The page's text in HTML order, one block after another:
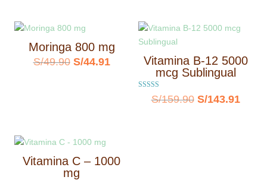
S/69.90.S/62.91.
S/169.90.S/
Moringa 800 mg
S/49.90 El
S/44.91El
Vitamina B-12 5000
mcg Sublingual
Valorado con
S/159.90 El
S/143.91
Vitamina C – 1000
mg